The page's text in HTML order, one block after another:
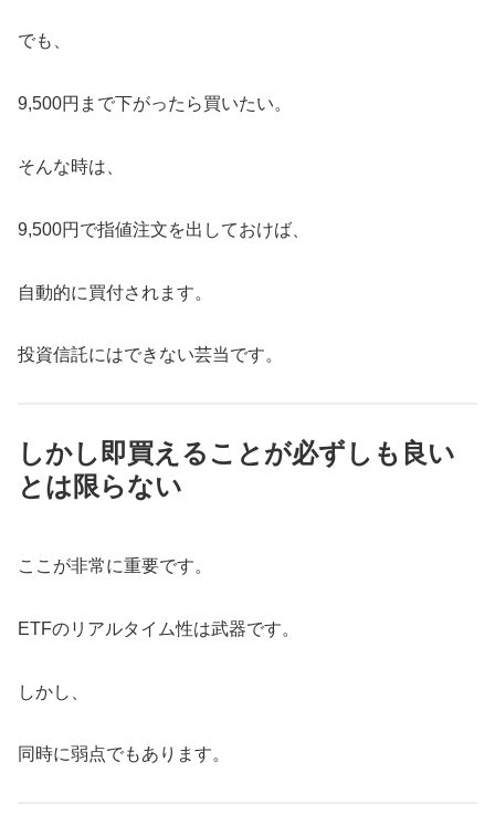
でも、
9,500円まで下がったら買いたい。
そんな時は、
9,500円で指値注文を出しておけば、
自動的に買付されます。
投資信託にはできない芸当です。
しかし即買えることが必ずしも良い
とは限らない
ここが非常に重要です。
ETFのリアルタイム性は武器です。
しかし、
同時に弱点でもあります。